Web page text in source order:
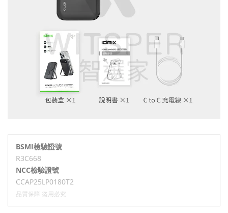
BSMI檢驗證號
R3C668
NCC檢驗證號
CCAP25LP0180T2
品質保障 盜用必究